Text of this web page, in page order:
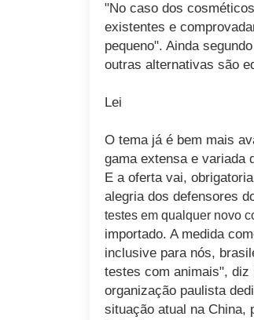
"No caso dos
existentes e
pequeno". Ainda
outras alternativas são
Lei
O tema já é bem mais
gama extensa e variada
E a oferta vai,
alegria dos defensores
testes em qualquer novo
importado. A medida
inclusive para nós,
testes com animais", diz
organização paulista
situação atual na China,